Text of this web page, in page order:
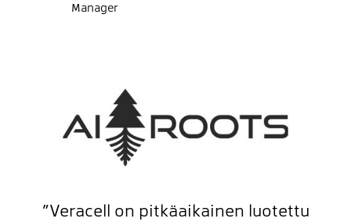
Manager
”Veracell on pitkäaikainen luotettu